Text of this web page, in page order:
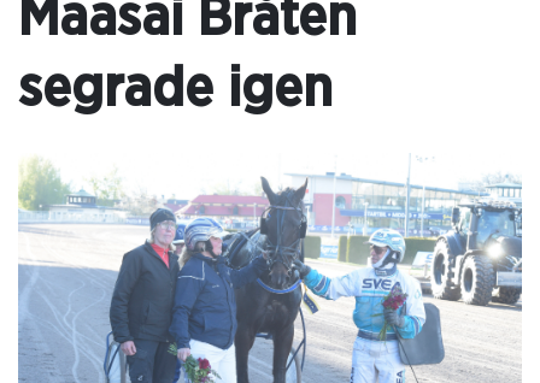
Maasai Bråten
segrade igen